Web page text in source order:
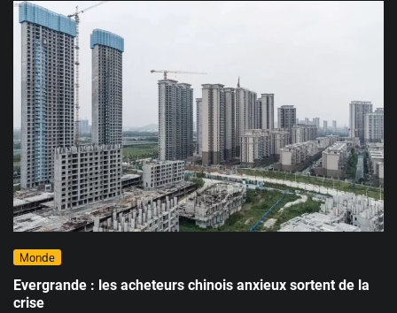
Monde
Evergrande : les acheteurs chinois anxieux sortent de la
crise